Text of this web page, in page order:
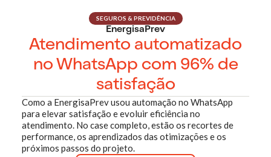
SEGUROS & PREVIDÊNCIA
EnergisaPrev
Atendimento automatizado
no WhatsApp com 96% de
satisfação
Como a EnergisaPrev usou automação no WhatsApp
para elevar satisfação e evoluir eficiência no
atendimento. No case completo, estão os recortes de
performance, os aprendizados das otimizações e os
próximos passos do projeto.